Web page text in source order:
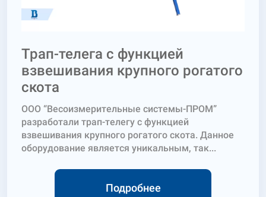
Трап-телега с функцией
взвешивания крупного рогатого
скота
ООО “Весоизмерительные системы-ПРОМ”
разработали трап-телегу с функцией
взвешивания крупного рогатого скота. Данное
оборудование является уникальным, так...
Подробнее